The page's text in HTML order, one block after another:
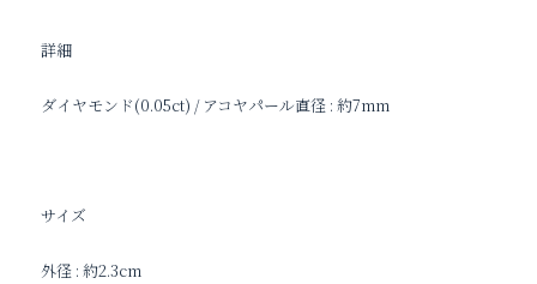
詳細
ダイヤモンド(0.05ct) / アコヤパール直径 : 約7mm
サイズ
外径 : 約2.3cm